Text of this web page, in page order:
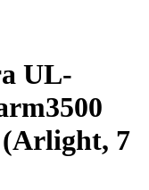
UL-
(Arlight, 7